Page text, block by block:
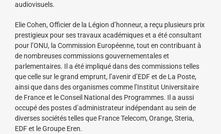
audiovisuels.
Elie Cohen, Officier de la Légion d’honneur, a reçu plusieurs prix
prestigieux pour ses travaux académiques et a été consultant
pour l’ONU, la Commission Européenne, tout en contribuant à
de nombreuses commissions gouvernementales et
parlementaires. Il a été impliqué dans des commissions telles
que celle sur le grand emprunt, l’avenir d’EDF et de La Poste,
ainsi que dans des organismes comme l’Institut Universitaire
de France et le Conseil National des Programmes. Il a aussi
occupé des postes d’administrateur indépendant au sein de
diverses sociétés telles que France Telecom, Orange, Steria,
EDF et le Groupe Eren.